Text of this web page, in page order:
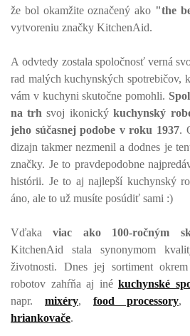
že bol okamžite označený ako "the
vytvoreniu značky KitchenAid.
A odvtedy zostala spoločnosť verná
rad malých kuchynských spotrebičov,
vám v kuchyni skutočne pomohli.
na trh svoj ikonický kuchynský
jeho súčasnej podobe v roku 1937.
dizajn takmer nezmenil a dodnes je
značky. Je to pravdepodobne
histórii. Je to aj najlepší kuchynský
áno, ale to už musíte posúdiť sami :)
Vďaka viac ako 100-ročným
KitchenAid stala synonymom
životnosti. Dnes jej sortiment
robotov zahŕňa aj iné kuchynské
napr. mixéry, food processory,
hriankovače.